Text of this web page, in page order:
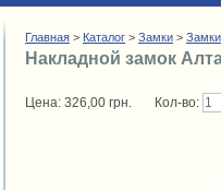
Главная > Каталог > Замки >
Накладной замок
Цена: 326,00 грн. Кол-во: